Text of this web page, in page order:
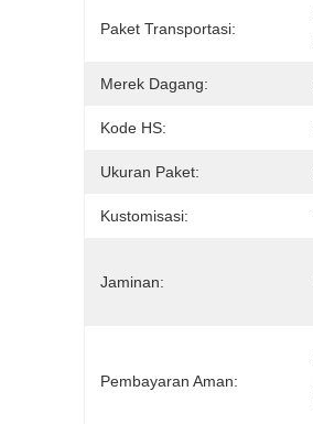
Paket Transportasi:
Merek Dagang:
Kode HS:
Ukuran Paket:
Kustomisasi:
Jaminan:
Pembayaran Aman: